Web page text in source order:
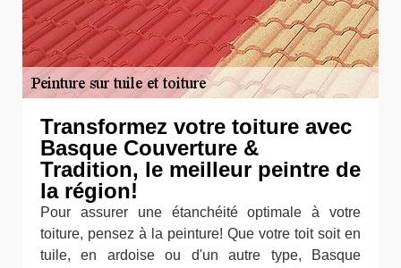
Transformez votre toiture avec
Basque Couverture &
Tradition, le meilleur peintre de
la région!
Pour assurer une étanchéité optimale à votre
toiture, pensez à la peinture! Que votre toit soit en
tuile, en ardoise ou d'un autre type, Basque